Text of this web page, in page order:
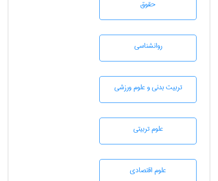
حقوق
روانشناسی
تربيت بدنی و علوم ورزشی
علوم تربيتی
علوم اقتصادی